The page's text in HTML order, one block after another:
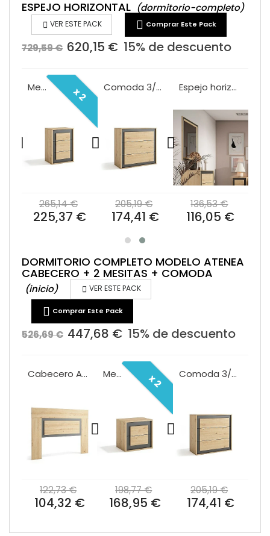
ESPEJO HORIZONTAL (dormitorio-completo)
 VER ESTE PACK  Comprar Este Pack
729,59 € 620,15 € 15% de descuento
x 2
Mesita 3/C Atenea roble negro
265,14 €
225,37 €
Comoda 3/C Atenea roble negro
205,19 €
174,41 €
Espejo horizontal Atenea roble negro
136,53 €
116,05 €
DORMITORIO COMPLETO MODELO ATENEA
CABECERO + 2 MESITAS + COMODA
(inicio)  VER ESTE PACK
 Comprar Este Pack
526,69 € 447,68 € 15% de descuento
Cabecero Atenea
122,73 €
104,32 €
x 2
Mesita 2/C Atenea roble negro
198,77 €
168,95 €
Comoda 3/C Atenea roble negro
205,19 €
174,41 €